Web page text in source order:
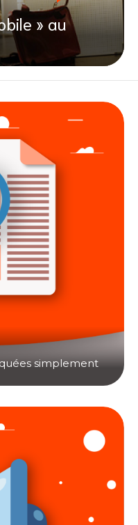
» au
simplement